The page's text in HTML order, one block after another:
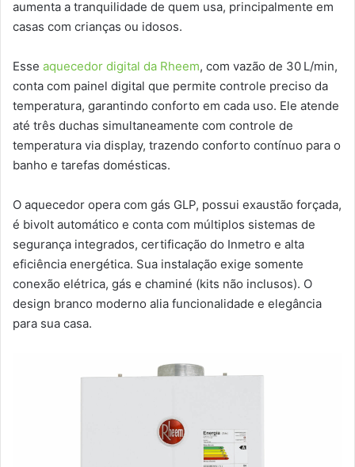
aumenta a tranquilidade de quem usa, principalmente em
casas com crianças ou idosos.
Esse aquecedor digital da Rheem, com vazão de 30 L/min,
conta com painel digital que permite controle preciso da
temperatura, garantindo conforto em cada uso. Ele atende
até três duchas simultaneamente com controle de
temperatura via display, trazendo conforto contínuo para o
banho e tarefas domésticas.
O aquecedor opera com gás GLP, possui exaustão forçada,
é bivolt automático e conta com múltiplos sistemas de
segurança integrados, certificação do Inmetro e alta
eficiência energética. Sua instalação exige somente
conexão elétrica, gás e chaminé (kits não inclusos). O
design branco moderno alia funcionalidade e elegância
para sua casa.